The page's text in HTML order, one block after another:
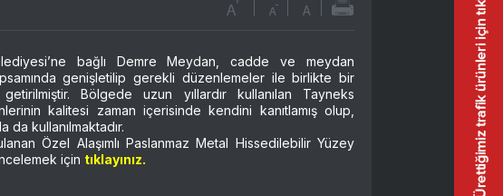
bağlı Demre Meydan, cadde ve meydan
genişletilip gerekli düzenlemeler ile birlikte bir
Bölgede uzun yıllardır kullanılan Tayneks
kalitesi zaman içerisinde kendini kanıtlamış olup,
da kullanılmaktadır.
Özel Alaşımlı Paslanmaz Metal Hissedilebilir Yüzey
için tıklayınız.